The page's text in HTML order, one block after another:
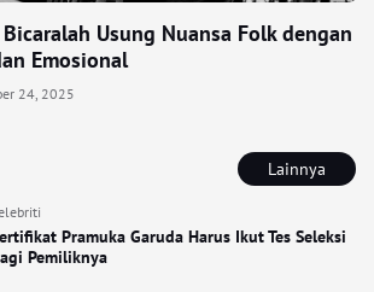
Lainnya
Pramuka Garuda Harus Ikut Tes Seleksi
Pemiliknya
Usung Nuansa Folk dengan
Emosional
24, 2025